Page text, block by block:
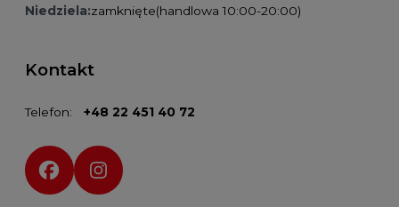
Niedziela:zamknięte(handlowa 10:00-20:00)
Kontakt
Telefon: +48 22 451 40 72
Social media: